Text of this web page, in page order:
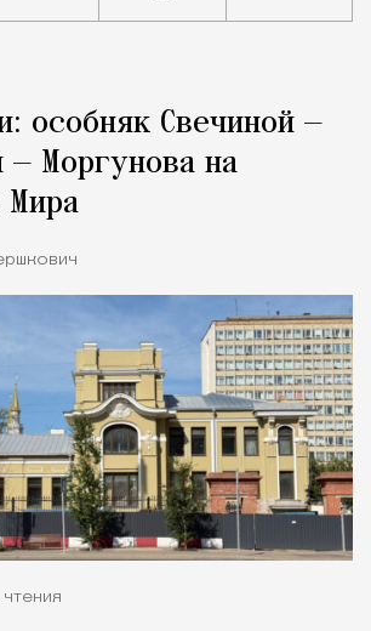
особняк Свечиной —
— Моргунова на
Мира